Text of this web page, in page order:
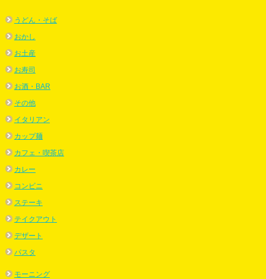
うどん・そば
おかし
お土産
お寿司
お酒・BAR
その他
イタリアン
カップ麺
カフェ・喫茶店
カレー
コンビニ
ステーキ
テイクアウト
デザート
パスタ
モーニング